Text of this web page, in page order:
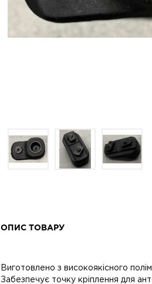
ОПИС ТОВАРУ
Виготовлено з високоякісного
Забезпечує точку кріплення для